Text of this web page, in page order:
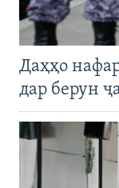
Даҳҳо
дар берун